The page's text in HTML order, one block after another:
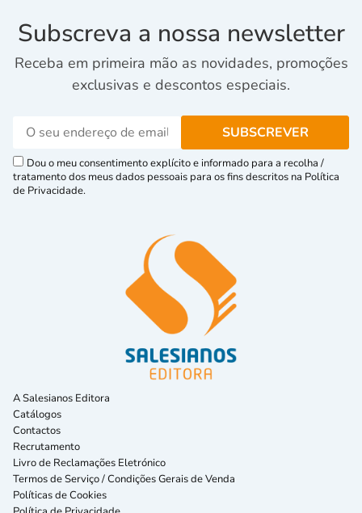
Subscreva a nossa newsletter
Receba em primeira mão as novidades, promoções
exclusivas e descontos especiais.
Dou o meu consentimento explícito e informado para a recolha /
tratamento dos meus dados pessoais para os fins descritos na Política
de Privacidade.
A Salesianos Editora
Catálogos
Contactos
Recrutamento
Livro de Reclamações Eletrónico
Termos de Serviço / Condições Gerais de Venda
Políticas de Cookies